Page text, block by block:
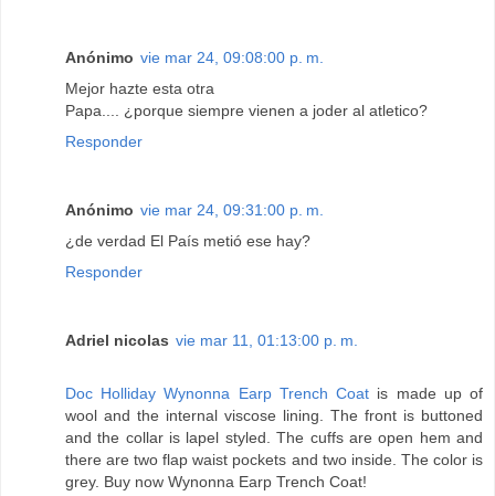
Anónimo vie mar 24, 09:08:00 p. m.
Mejor hazte esta otra
Papa.... ¿porque siempre vienen a joder al atletico?
Responder
Anónimo vie mar 24, 09:31:00 p. m.
¿de verdad El País metió ese hay?
Responder
Adriel nicolas vie mar 11, 01:13:00 p. m.
Doc Holliday Wynonna Earp Trench Coat is made up of
wool and the internal viscose lining. The front is buttoned
and the collar is lapel styled. The cuffs are open hem and
there are two flap waist pockets and two inside. The color is
grey. Buy now Wynonna Earp Trench Coat!